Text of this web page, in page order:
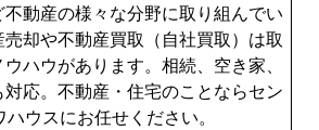
動産の様々な分野に取り組んでい
却や不動産買取（自社買取）は取
ハウがあります。相続、空き家、
応。不動産・住宅のことならセン
ウスにお任せください。